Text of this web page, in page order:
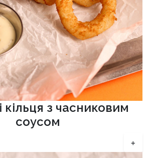
кільця з часниковим
соусом
+